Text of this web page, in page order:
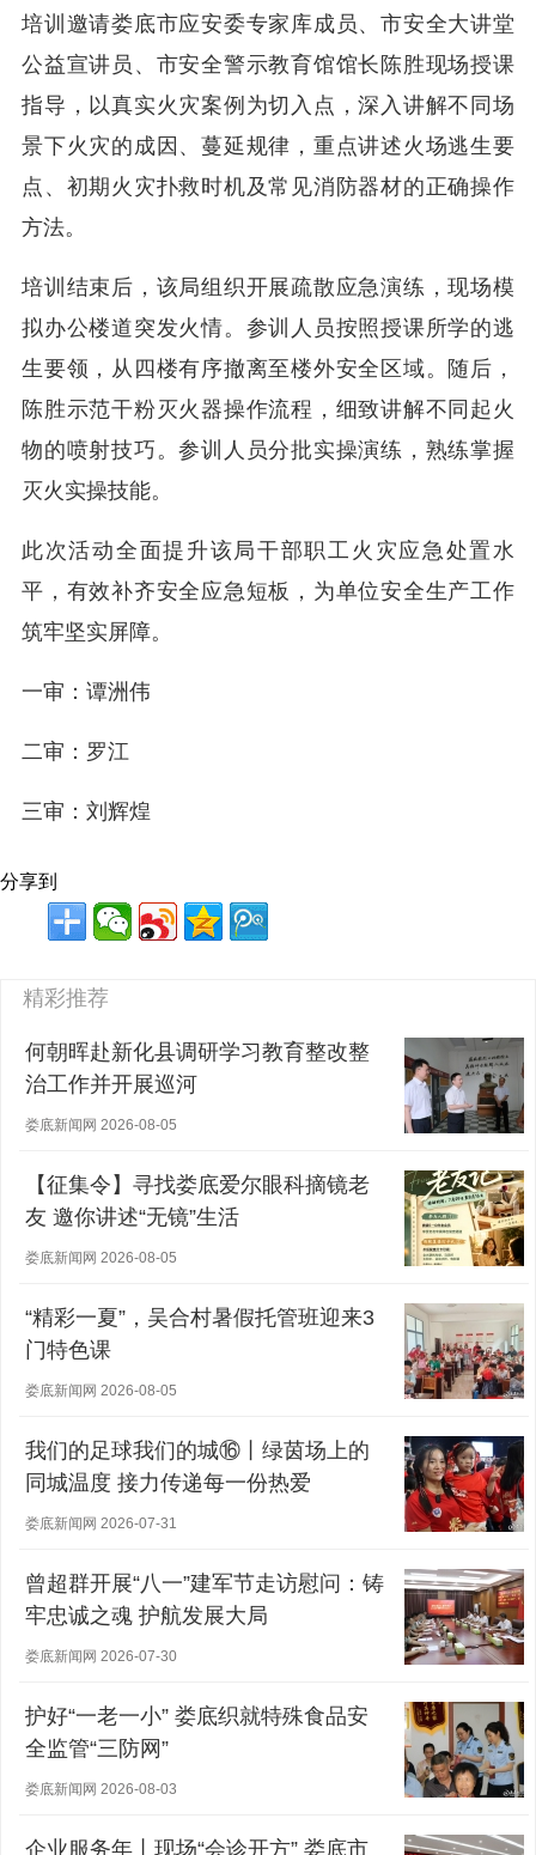
培训邀请娄底市应安委专家库成员、市安全大讲堂
公益宣讲员、市安全警示教育馆馆长陈胜现场授课
指导，以真实火灾案例为切入点，深入讲解不同场
景下火灾的成因、蔓延规律，重点讲述火场逃生要
点、初期火灾扑救时机及常见消防器材的正确操作
方法。
培训结束后，该局组织开展疏散应急演练，现场模
拟办公楼道突发火情。参训人员按照授课所学的逃
生要领，从四楼有序撤离至楼外安全区域。随后，
陈胜示范干粉灭火器操作流程，细致讲解不同起火
物的喷射技巧。参训人员分批实操演练，熟练掌握
灭火实操技能。
此次活动全面提升该局干部职工火灾应急处置水
平，有效补齐安全应急短板，为单位安全生产工作
筑牢坚实屏障。
一审：谭洲伟
二审：罗江
三审：刘辉煌
分享到
精彩推荐
何朝晖赴新化县调研学习教育整改整
治工作并开展巡河
娄底新闻网 2026-08-05
【征集令】寻找娄底爱尔眼科摘镜老
友 邀你讲述“无镜”生活
娄底新闻网 2026-08-05
“精彩一夏”，吴合村暑假托管班迎来3
门特色课
娄底新闻网 2026-08-05
我们的足球我们的城⑯丨绿茵场上的
同城温度 接力传递每一份热爱
娄底新闻网 2026-07-31
曾超群开展“八一”建军节走访慰问：铸
牢忠诚之魂 护航发展大局
娄底新闻网 2026-07-30
护好“一老一小” 娄底织就特殊食品安
全监管“三防网”
娄底新闻网 2026-08-03
企业服务年丨现场“会诊开方” 娄底市